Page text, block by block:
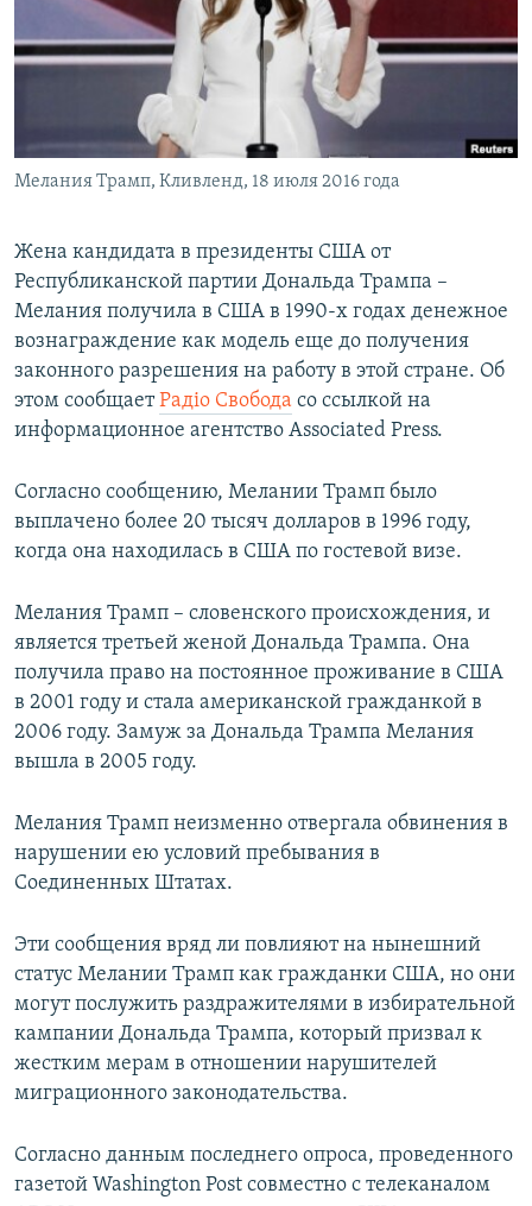
ПОБЕДИТЕЛЕЙ НЕ СУДЯТ?
КРЫМ.НЕПОКОРЕННЫЙ
УКРАИНСКАЯ ПРОБЛЕМА КРЫМА
ПРИСОЕДИНЯЙТЕСЬ!
Все сайты RFE/RL
Мелания Трамп, Кливленд, 18 июля 2016 года
Жена кандидата в президенты США от
Республиканской партии Дональда Трампа –
Мелания получила в США в 1990-х годах денежное
вознаграждение как модель еще до получения
законного разрешения на работу в этой стране. Об
этом сообщаетРадіо Свобода со ссылкой на
информационное агентство Associated Press.
Согласно сообщению, Мелании Трамп было
выплачено более 20 тысяч долларов в 1996 году,
когда она находилась в США по гостевой визе.
Мелания Трамп – словенского происхождения, и
является третьей женой Дональда Трампа. Она
получила право на постоянное проживание в США
в 2001 году и стала американской гражданкой в
2006 году. Замуж за Дональда Трампа Мелания
вышла в 2005 году.
Мелания Трамп неизменно отвергала обвинения в
нарушении ею условий пребывания в
Соединенных Штатах.
Эти сообщения вряд ли повлияют на нынешний
статус Мелании Трамп как гражданки США, но они
могут послужить раздражителями в избирательной
кампании Дональда Трампа, который призвал к
жестким мерам в отношении нарушителей
миграционного законодательства.
Согласно данным последнего опроса, проведенного
газетой Washington Post совместно с телеканалом